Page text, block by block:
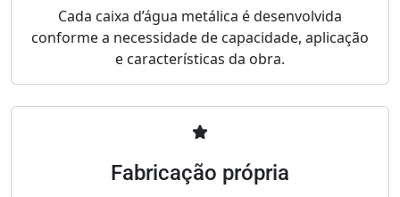
Cada caixa d’água metálica é desenvolvida
conforme a necessidade de capacidade, aplicação
e características da obra.
Fabricação própria